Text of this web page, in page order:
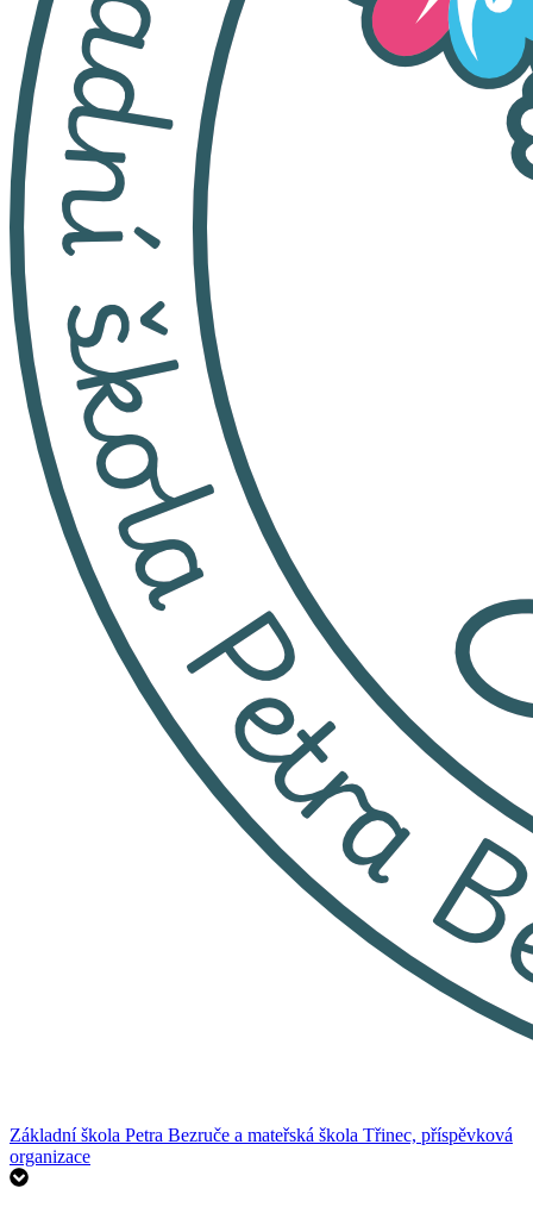
Základní škola Petra Bezruče a mateřská škola Třinec, příspěvková
organizace